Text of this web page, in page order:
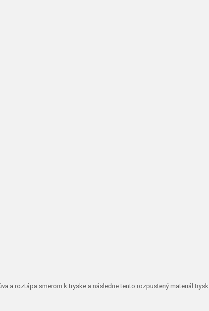
a roztápa smerom k tryske a následne tento rozpustený materiál